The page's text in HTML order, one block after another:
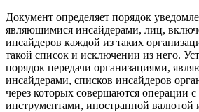
Документ определяет порядок
являющимися инсайдерами, лиц,
инсайдеров каждой из таких
такой список и исключении из него.
порядок передачи организациями,
инсайдерами, списков инсайдеров
через которых совершаются операции
инструментами, иностранной валютой